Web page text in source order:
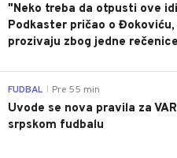
"Neko treba da otpusti ove
Podkaster pričao o Đokoviću,
prozivaju zbog jedne rečenice
FUDBAL Pre 55 min
Uvode se nova pravila za
srpskom fudbalu